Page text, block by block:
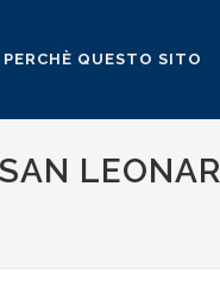
PERCHÈ QUESTO SITO